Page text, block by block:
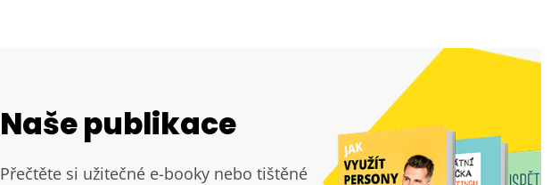
Naše publikace
Přečtěte si užitečné e-booky nebo tištěné